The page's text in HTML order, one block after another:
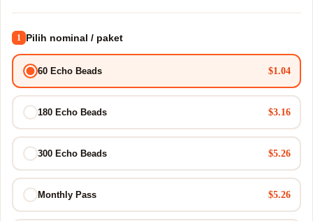
1 Pilih nominal / paket
60 Echo Beads $1.04
180 Echo Beads $3.16
300 Echo Beads $5.26
Monthly Pass $5.26